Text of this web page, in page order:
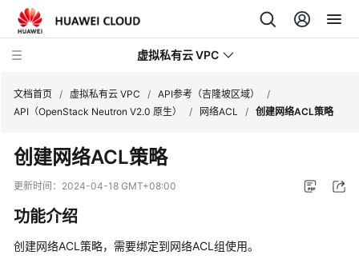
虚拟私有云 VPC
最
新
动
品
文档首页 / 虚拟私有云 VPC / API参考（吉隆坡区域）
/
API（OpenStack Neutron V2.0 原生）
/ 网络ACL / 创建网络ACL策略
创建网络ACL策略
更新时间： 2024-04-18 GMT+08:00
功能介绍
创建网络ACL 策略，需要绑定到网络ACL组使用。